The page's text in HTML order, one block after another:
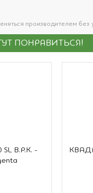
производителем без
ПОНРАВИТЬСЯ!
В.Р.К. -